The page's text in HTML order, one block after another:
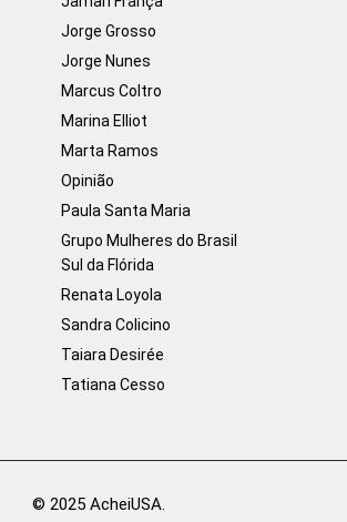
Jorge Grosso
Jorge Nunes
Marcus Coltro
Marina Elliot
Marta Ramos
Opinião
Paula Santa Maria
Grupo Mulheres do Brasil
Sul da Flórida
Renata Loyola
Sandra Colicino
Taiara Desirée
Tatiana Cesso
© 2025 AcheiUSA.